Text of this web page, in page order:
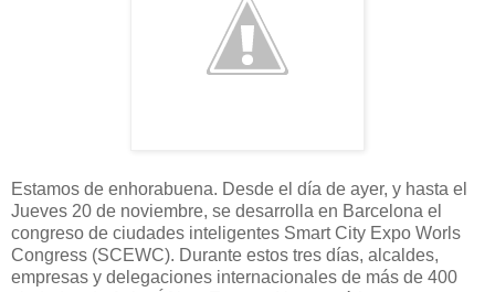
Estamos de enhorabuena. Desde el día de ayer, y hasta el
Jueves 20 de noviembre, se desarrolla en Barcelona el
congreso de ciudades inteligentes Smart City Expo Worls
Congress (SCEWC). Durante estos tres días, alcaldes,
empresas y delegaciones internacionales de más de 400